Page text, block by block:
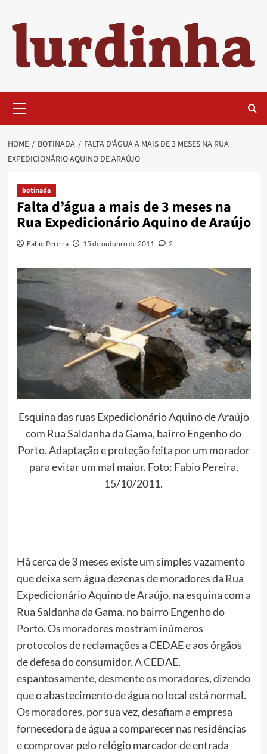
content
Menu
HOME BOTINADA
FALTA D’ÁGUA A MAIS DE 3 MESES NA RUA
EXPEDICIONÁRIO AQUINO DE ARAÚJO
botinada
Falta d’água a mais de 3 meses na
Rua Expedicionário Aquino de Araújo
Fabio Pereira 15 de outubro de 2011 2
Esquina das ruas Expedicionário Aquino de Araújo
com Rua Saldanha da Gama, bairro Engenho do
Porto. Adaptação e proteção feita por um morador
para evitar um mal maior. Foto: Fabio Pereira,
15/10/2011.
Há cerca de 3 meses existe um simples vazamento
que deixa sem água dezenas de moradores da Rua
Expedicionário Aquino de Araújo, na esquina com a
Rua Saldanha da Gama, no bairro Engenho do
Porto. Os moradores mostram inúmeros
protocolos de reclamações a CEDAE e aos órgãos
de defesa do consumidor. A CEDAE,
espantosamente, desmente os moradores, dizendo
que o abastecimento de água no local está normal.
Os moradores, por sua vez, desafiam a empresa
fornecedora de água a comparecer nas residências
e comprovar pelo relógio marcador de entrada